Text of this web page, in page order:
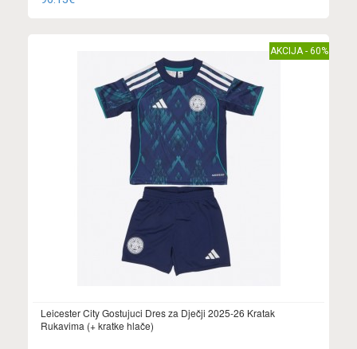
AKCIJA - 60%
Leicester City Gostujuci Dres za Dječji 2025-26 Kratak
Rukavima (+ kratke hlače)